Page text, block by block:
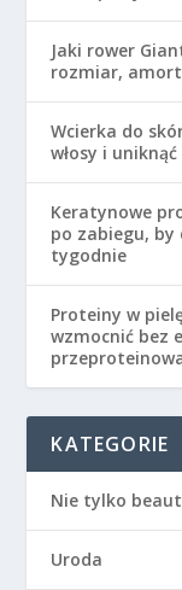
Jaki rower
rozmiar,
Wcierka do
włosy i
Keratynowe
po zabiegu, by
tygodnie
Proteiny w
wzmocnić bez
KATEGORIE
Nie tylko
Uroda